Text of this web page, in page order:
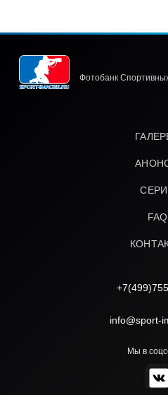
Фотобанк
FAQ
info@sport-
Мы в